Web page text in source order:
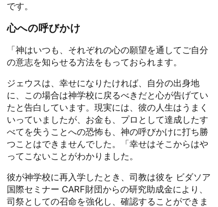
です。
心への呼びかけ
「神はいつも、それぞれの心の願望を通してご自分
の意志を知らせる方法をもっておられます。
ジェウスは、幸せになりたければ、自分の出身地
に、この場合は神学校に戻るべきだと心が告げてい
たと告白しています。現実には、彼の人生はうまく
いっていましたが、お金も、プロとして達成したす
べてを失うことへの恐怖も、神の呼びかけに打ち勝
つことはできませんでした。「幸せはそこからはや
ってこないことがわかりました。
彼が神学校に再入学したとき、司教は彼を ビダソア
国際セミナー CARF財団からの研究助成金により、
司祭としての召命を強化し、確認することができま